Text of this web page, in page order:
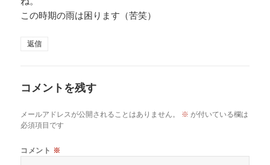
この時期の雨は困ります（苦笑）
返信
コメントを残す
メールアドレスが公開されることはありません。 ※ が付いている欄は
必須項目です
コメント ※